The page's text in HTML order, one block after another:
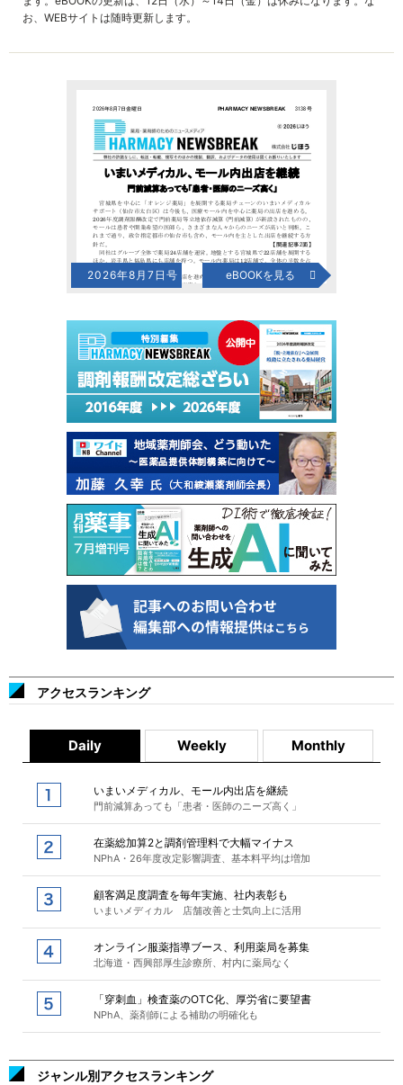
お、WEBサイトは随時更新します。
2026年8月7日号 eBOOKを見る
アクセスランキング
Daily Weekly Monthly
いまいメディカル、モール内出店を継続
門前減算あっても「患者・医師のニーズ高く」
在薬総加算2と調剤管理料で大幅マイナス
NPhA・26年度改定影響調査、基本料平均は増加
顧客満足度調査を毎年実施、社内表彰も
いまいメディカル 店舗改善と士気向上に活用
オンライン服薬指導ブース、利用薬局を募集
北海道・西興部厚生診療所、村内に薬局なく
「穿刺血」検査薬のOTC化、厚労省に要望書
NPhA、薬剤師による補助の明確化も
ジャンル別アクセスランキング